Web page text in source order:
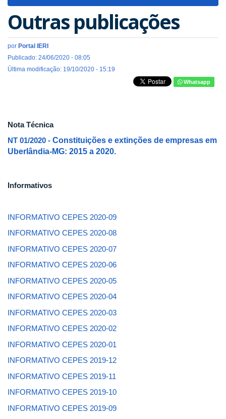
Outras publicações
por Portal IERI
Publicado: 24/06/2020 - 08:05
Última modificação: 19/10/2020 - 15:19
Whatsapp
Nota Técnica
NT 01/2020 - Constituições e extinções de empresas em
Uberlândia-MG: 2015 a 2020.
Informativos
INFORMATIVO CEPES 2020-09
INFORMATIVO CEPES 2020-08
INFORMATIVO CEPES 2020-07
INFORMATIVO CEPES 2020-06
INFORMATIVO CEPES 2020-05
INFORMATIVO CEPES 2020-04
INFORMATIVO CEPES 2020-03
INFORMATIVO CEPES 2020-02
INFORMATIVO CEPES 2020-01
INFORMATIVO CEPES 2019-12
INFORMATIVO CEPES 2019-11
INFORMATIVO CEPES 2019-10
INFORMATIVO CEPES 2019-09